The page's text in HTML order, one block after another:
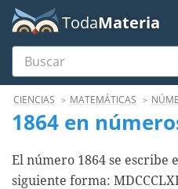
TodaMateria
Buscar
MenúCIENCIAS MATEMÁTICAS
1864 en
El número 1864 se escribe
siguiente forma: